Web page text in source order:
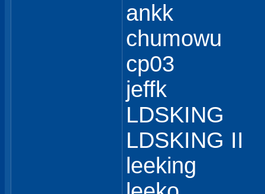
ankk
chumowu
cp03
jeffk
LDSKING
LDSKING II
leeking